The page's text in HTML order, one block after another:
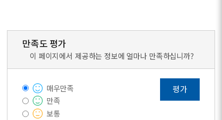
만족도 평가
이 페이지에서 제공하는 정보에 얼마나 만족하십니까?
매우만족
만족
보통
평가